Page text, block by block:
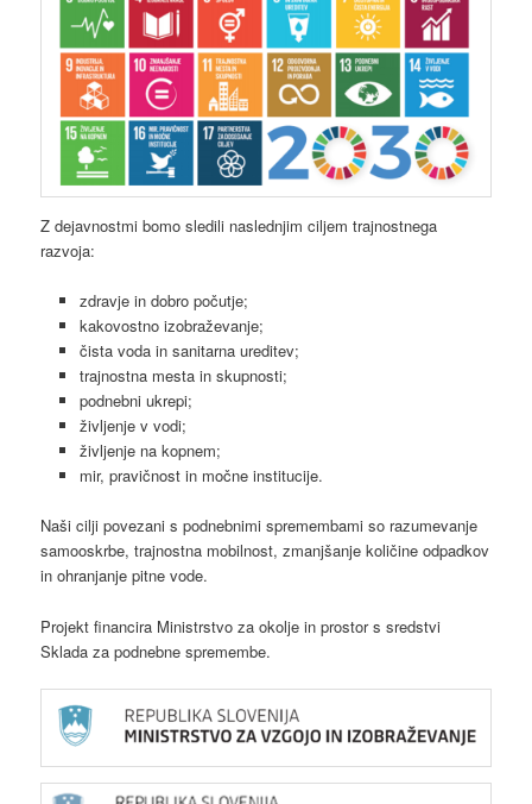
Z dejavnostmi bomo sledili naslednjim ciljem trajnostnega
razvoja:
zdravje in dobro počutje;
kakovostno izobraževanje;
čista voda in sanitarna ureditev;
trajnostna mesta in skupnosti;
podnebni ukrepi;
življenje v vodi;
življenje na kopnem;
mir, pravičnost in močne institucije.
Naši cilji povezani s podnebnimi spremembami so razumevanje
samooskrbe, trajnostna mobilnost, zmanjšanje količine odpadkov
in ohranjanje pitne vode.
Projekt financira Ministrstvo za okolje in prostor s sredstvi
Sklada za podnebne spremembe.